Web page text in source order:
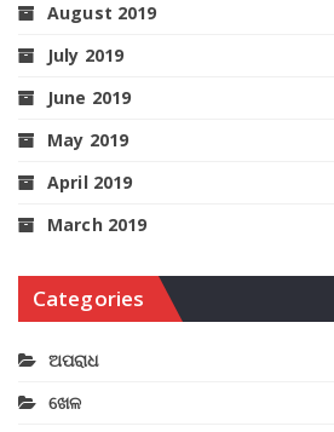
August 2019
July 2019
June 2019
May 2019
April 2019
March 2019
Categories
ଅପରାଧ
ଖେଳ